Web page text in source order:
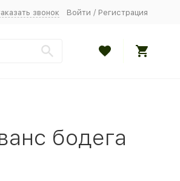
звонок Войти / Регистрация
бодега